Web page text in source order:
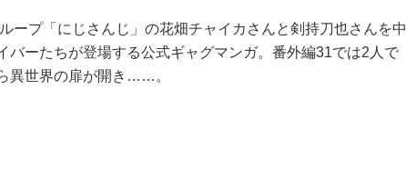
ープ「にじさんじ」の花畑チャイカさんと剣持刀也さんを中
バーたちが登場する公式ギャグマンガ。番外編31では2人で
異世界の扉が開き……。